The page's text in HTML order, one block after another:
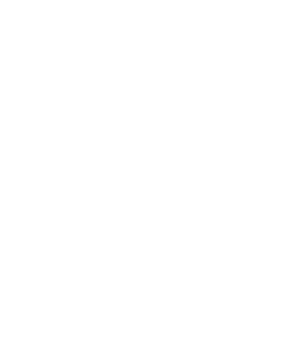
SignedOutCallback